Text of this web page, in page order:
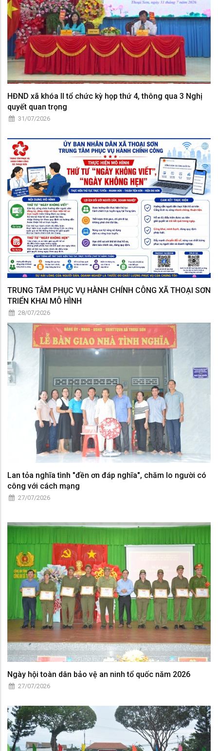
HĐND xã khóa II tổ chức kỳ họp thứ 4, thông qua 3 Nghị
quyết quan trọng
31/07/2026
TRUNG TÂM PHỤC VỤ HÀNH CHÍNH CÔNG XÃ THOẠI SƠN
TRIỂN KHAI MÔ HÌNH
28/07/2026
Lan tỏa nghĩa tình "đền ơn đáp nghĩa", chăm lo người có
công với cách mạng
27/07/2026
Ngày hội toàn dân bảo vệ an ninh tổ quốc năm 2026
27/07/2026